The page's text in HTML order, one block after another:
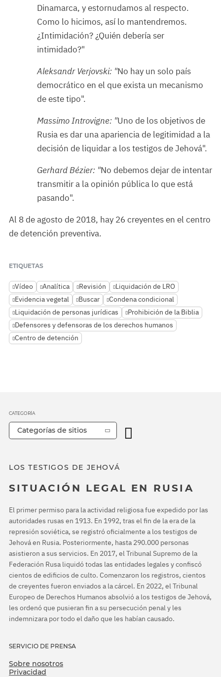
Dinamarca, y estornudamos al respecto.
Como lo hicimos, así lo mantendremos.
¿Intimidación? ¿Quién debería ser
intimidado?"
Aleksandr Verjovski: "No hay un solo país
democrático en el que exista un mecanismo
de este tipo".
Massimo Introvigne: "Uno de los objetivos de
Rusia es dar una apariencia de legitimidad a la
decisión de liquidar a los testigos de Jehová".
Gerhard Bézier: "No debemos dejar de intentar
transmitir a la opinión pública lo que está
pasando".
Al 8 de agosto de 2018, hay 26 creyentes en el centro
de detención preventiva.
ETIQUETAS
Vídeo Analítica Revisión
Liquidación de LRO
Evidencia vegetal
Buscar
Condena condicional
Liquidación de personas jurídicas
Prohibición de la Biblia
Defensores y defensoras de los derechos humanos
Centro de detención
LOS TESTIGOS DE JEHOVÁ
SITUACIÓN LEGAL EN RUSIA
El primer permiso para la actividad religiosa fue expedido por las
autoridades rusas en 1913. En 1992, tras el fin de la era de la
represión soviética, se registró oficialmente a los testigos de
Jehová en Rusia. Posteriormente, hasta 290.000 personas
asistieron a sus servicios. En 2017, el Tribunal Supremo de la
Federación Rusa liquidó todas las entidades legales y confiscó
cientos de edificios de culto. Comenzaron los registros, cientos
de creyentes fueron enviados a la cárcel. En 2022, el Tribunal
Europeo de Derechos Humanos absolvió a los testigos de Jehová,
les ordenó que pusieran fin a su persecución penal y les
indemnizara por todo el daño que les habían causado.
SERVICIO DE PRENSA
Sobre nosotros
Privacidad
CATEGORÍA
Categorías de sitios